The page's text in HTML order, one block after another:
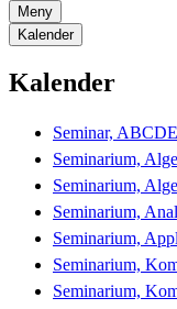
Meny
Kalender
Kalender
Seminar,
Seminarium,
Seminarium,
Seminarium,
Seminarium,
Seminarium,
Seminarium,